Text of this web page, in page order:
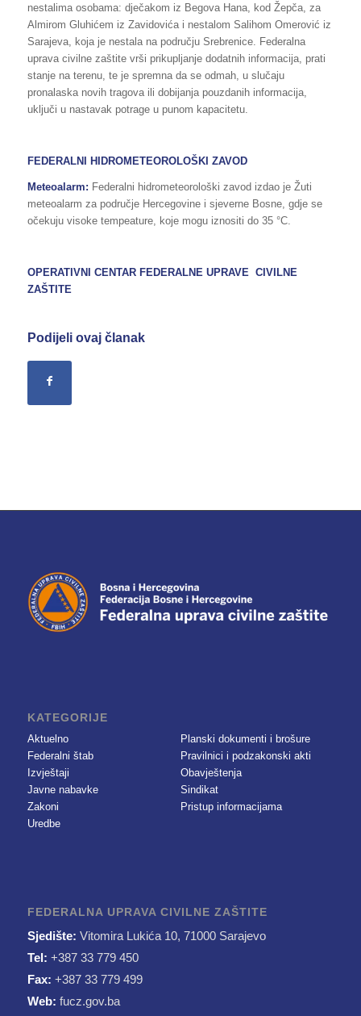
nestalima osobama: dječakom iz Begova Hana, kod Žepča, za
Almirom Gluhićem iz Zavidovića i nestalom Salihom Omerović iz
Sarajeva, koja je nestala na području Srebrenice. Federalna
uprava civilne zaštite vrši prikupljanje dodatnih informacija, prati
stanje na terenu, te je spremna da se odmah, u slučaju
pronalaska novih tragova ili dobijanja pouzdanih informacija,
uključi u nastavak potrage u punom kapacitetu.
FEDERALNI HIDROMETEOROLOŠKI ZAVOD
Meteoalarm: Federalni hidrometeorološki zavod izdao je Žuti
meteoalarm za područje Hercegovine i sjeverne Bosne, gdje se
očekuju visoke tempeature, koje mogu iznositi do 35 °C.
OPERATIVNI CENTAR FEDERALNE UPRAVE CIVILNE
ZAŠTITE
Podijeli ovaj članak
KATEGORIJE
Aktuelno
Federalni štab
Izvještaji
Javne nabavke
Zakoni
Uredbe
Planski dokumenti i brošure
Pravilnici i podzakonski akti
Obavještenja
Sindikat
Pristup informacijama
FEDERALNA UPRAVA CIVILNE ZAŠTITE
Sjedište: Vitomira Lukića 10, 71000 Sarajevo
Tel: +387 33 779 450
Fax: +387 33 779 499
Web: fucz.gov.ba